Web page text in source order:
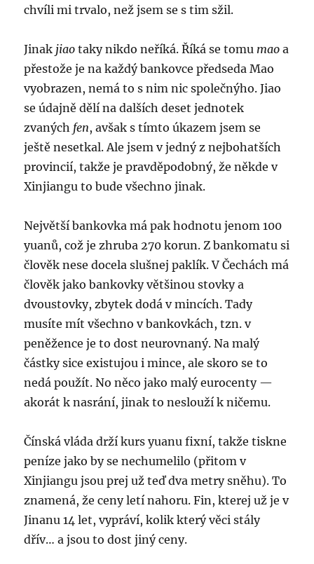
chvíli mi trvalo, než jsem se s tim sžil.
Jinak jiao taky nikdo neříká. Říká se tomu mao a
přestože je na každý bankovce předseda Mao
vyobrazen, nemá to s nim nic společnýho. Jiao
se údajně dělí na dalších deset jednotek
zvaných fen, avšak s tímto úkazem jsem se
ještě nesetkal. Ale jsem v jedný z nejbohatších
provincií, takže je pravděpodobný, že někde v
Xinjiangu to bude všechno jinak.
Největší bankovka má pak hodnotu jenom 100
yuanů, což je zhruba 270 korun. Z bankomatu si
člověk nese docela slušnej paklík. V Čechách má
člověk jako bankovky většinou stovky a
dvoustovky, zbytek dodá v mincích. Tady
musíte mít všechno v bankovkách, tzn. v
peněžence je to dost neurovnaný. Na malý
částky sice existujou i mince, ale skoro se to
nedá použít. No něco jako malý eurocenty —
akorát k nasrání, jinak to neslouží k ničemu.
Čínská vláda drží kurs yuanu fixní, takže tiskne
peníze jako by se nechumelilo (přitom v
Xinjiangu jsou prej už teď dva metry sněhu). To
znamená, že ceny letí nahoru. Fin, kterej už je v
Jinanu 14 let, vypráví, kolik který věci stály
dřív… a jsou to dost jiný ceny.